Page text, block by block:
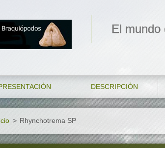
El mundo
DESCRIPCIÓN
> Rhynchotrema SP